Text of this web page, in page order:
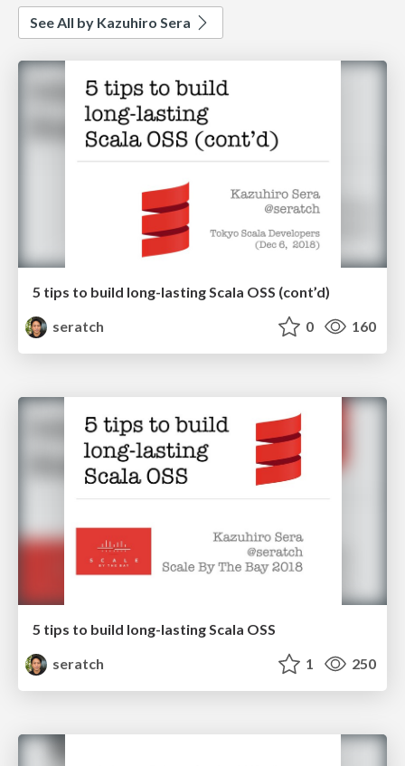
See All by Kazuhiro Sera
5 tips to build long-lasting Scala OSS (cont’d)
seratch
0 160
5 tips to build long-lasting Scala OSS
seratch
1 250